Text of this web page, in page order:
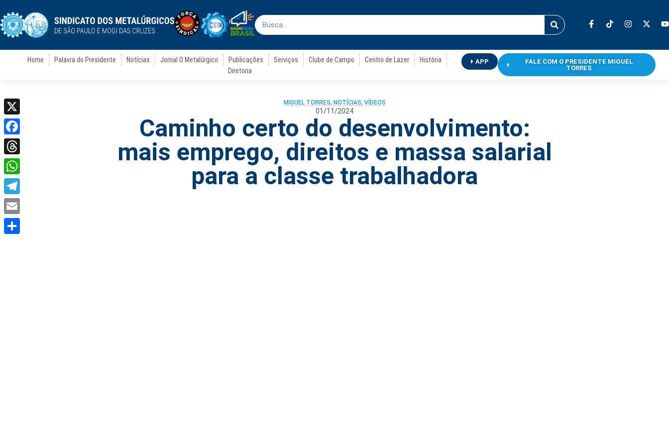
Home Palavra do Presidente Notícias Jornal O Metalúrgico Publicações Serviços Clube de Campo Centro de Lazer
História
Diretoria
APP
FALE COM O PRESIDENTE MIGUEL
TORRES
MIGUEL TORRES, NOTÍCIAS, VÍDEOS
01/11/2024
Caminho certo do desenvolvimento:
mais emprego, direitos e massa salarial
para a classe trabalhadora
X
Facebook
Threads
WhatsApp
Telegram
Email